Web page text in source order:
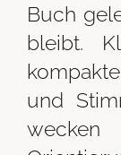
Buch
bleibt.
und